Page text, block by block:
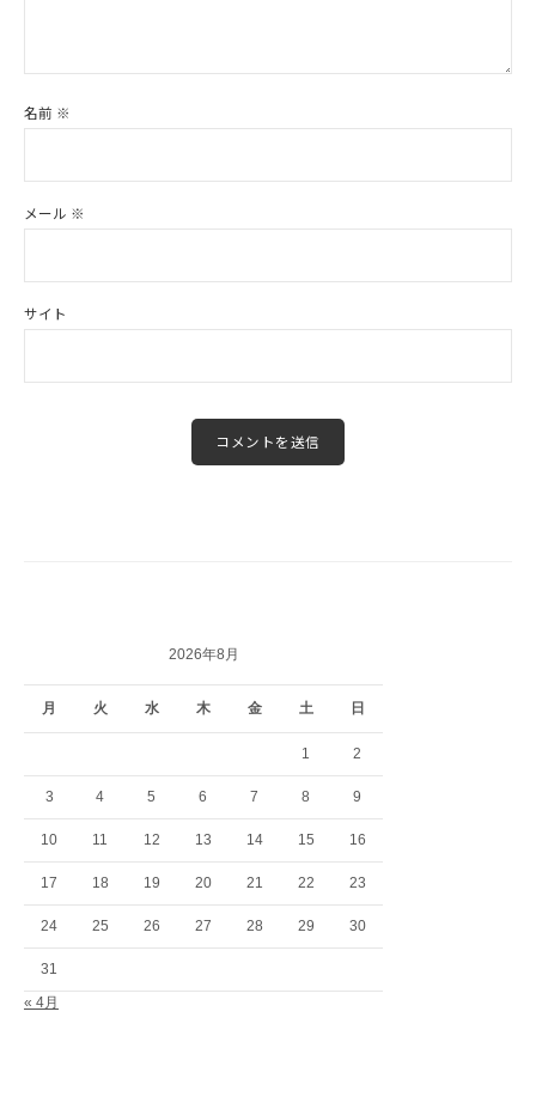
名前 ※
メール ※
サイト
2026年8月
月 火 水 木 金 土 日
1 2
3 4 5 6 7 8 9
10 11 12 13 14 15 16
17 18 19 20 21 22 23
24 25 26 27 28 29 30
31
« 4月